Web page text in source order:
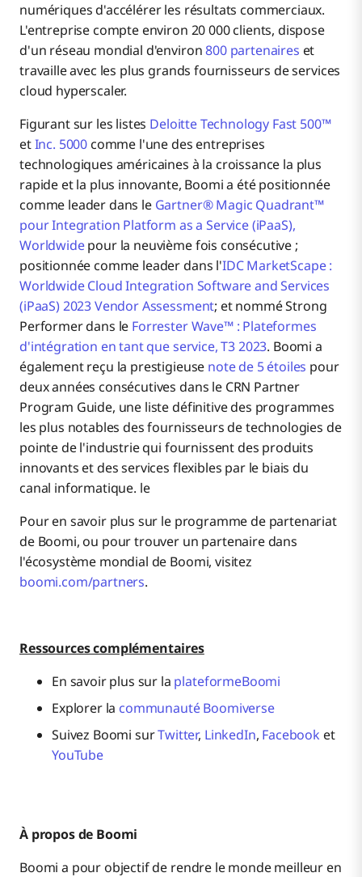
numériques d'accélérer les résultats commerciaux.
L'entreprise compte environ 20 000 clients, dispose
d'un réseau mondial d'environ800 partenaires et
travaille avec les plus grands fournisseurs de services
cloud hyperscaler.
Figurant sur les listes Deloitte Technology Fast 500™
etInc. 5000 comme l'une des entreprises
technologiques américaines à la croissance la plus
rapide et la plus innovante, Boomi a été positionnée
comme leader dans le Gartner® Magic Quadrant™
pour Integration Platform as a Service (iPaaS),
Worldwidepour la neuvième fois consécutive ;
positionnée comme leader dans l'IDC MarketScape :
Worldwide Cloud Integration Software and Services
(iPaaS) 2023 Vendor Assessment; et nommé Strong
Performer dans le Forrester Wave™ : Plateformes
d'intégration en tant que service, T3 2023. Boomi a
également reçu la prestigieuse note de 5 étoiles pour
deux années consécutives dans le CRN Partner
Program Guide, une liste définitive des programmes
les plus notables des fournisseurs de technologies de
pointe de l'industrie qui fournissent des produits
innovants et des services flexibles par le biais du
canal informatique. le
Pour en savoir plus sur le programme de partenariat
de Boomi, ou pour trouver un partenaire dans
l'écosystème mondial de Boomi, visitez
boomi.com/partners.
Ressources complémentaires
En savoir plus sur la plateformeBoomi
Explorer la communauté Boomiverse
Suivez Boomi surTwitter, LinkedIn, Facebook et
YouTube
À propos de Boomi
Boomi a pour objectif de rendre le monde meilleur en